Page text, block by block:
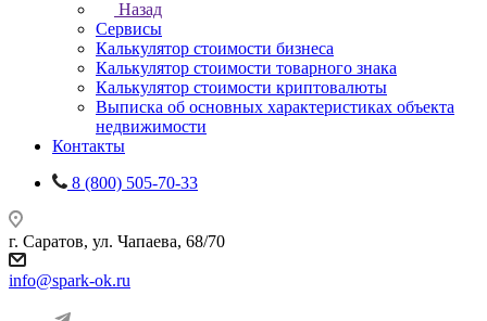
Назад
Сервисы
Калькулятор стоимости бизнеса
Калькулятор стоимости товарного знака
Калькулятор стоимости криптовалюты
Выписка об основных характеристиках объекта
недвижимости
Контакты
8 (800) 505-70-33
г. Саратов, ул. Чапаева, 68/70
info@spark-ok.ru